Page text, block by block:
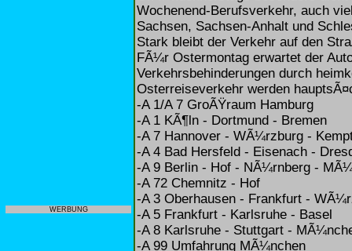
WERBUNG
Wochenend-Berufsverkehr, auch
Sachsen, Sachsen-Anhalt und
Stark bleibt der Verkehr auf den
FÃ¼r Ostermontag erwartet der
Verkehrsbehinderungen durch
Osterreiseverkehr werden
-A 1/A 7 GroÃŸraum Hamburg
-A 1 KÃ¶ln - Dortmund - Bremen
-A 7 Hannover - WÃ¼rzburg -
-A 4 Bad Hersfeld - Eisenach -
-A 9 Berlin - Hof - NÃ¼rnberg -
-A 72 Chemnitz - Hof
-A 3 Oberhausen - Frankfurt -
-A 5 Frankfurt - Karlsruhe - Basel
-A 8 Karlsruhe - Stuttgart -
-A 99 Umfahrung MÃ¼nchen